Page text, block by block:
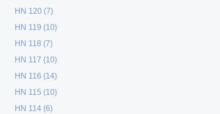
HN 120 (7)
HN 119 (10)
HN 118 (7)
HN 117 (10)
HN 116 (14)
HN 115 (10)
HN 114 (6)